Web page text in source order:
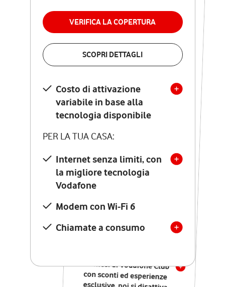
VERIFICA LA COPERTURA
SCOPRI DETTAGLI
Costo di attivazione
variabile in base alla
tecnologia disponibile
PER LA TUA CASA:
Internet senza limiti, con
la migliore tecnologia
Vodafone
Modem con Wi-Fi 6
Chiamate a consumo
permanenza
VERIFICA LA COPERTURA
Costo di attivazione
variabile in base alla
tecnologia disponibile
PER LA TUA CASA:
Internet senza limiti, con
la migliore tecnologia
Vodafone
Modem Seven con Wi-Fi 7
Chiamate illimitate verso
numeri fissi e mobili
nazionali
12 mesi di Vodafone Club
con sconti ed esperienze
esclusive, poi si disattiva